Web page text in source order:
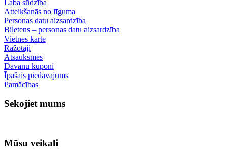
Laba sūdzība
Atteikšanās no līguma
Personas datu aizsardzība
Biļetens – personas datu aizsardzība
Vietnes karte
Ražotāji
Atsauksmes
Dāvanu kuponi
Īpašais piedāvājums
Pamācības
Sekojiet mums
Mūsu veikali